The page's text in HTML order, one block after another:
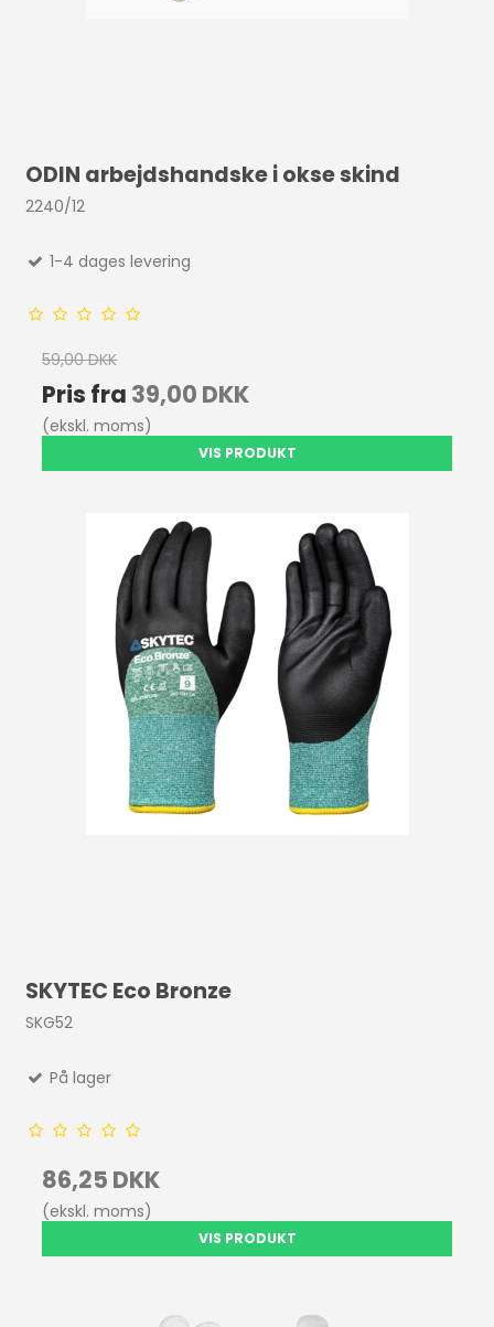
ODIN arbejdshandske i okse skind
2240/12
1-4 dages levering
59,00 DKK
Pris fra 39,00 DKK
(ekskl. moms)
VIS PRODUKT
SKYTEC Eco Bronze
SKG52
På lager
86,25 DKK
(ekskl. moms)
VIS PRODUKT